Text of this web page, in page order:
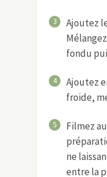
3
Ajoutez
fondu
4
Ajoutez
froide,
5
Filmez
ne
entre la